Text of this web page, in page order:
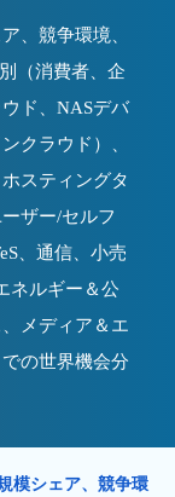
、競争環境、
（消費者、企
ド、NASデバ
クラウド）、
スティングタ
ザー/セルフ
、通信、小売
ネルギー＆公
メディア＆エ
の世界機会分
模シェア、競争環